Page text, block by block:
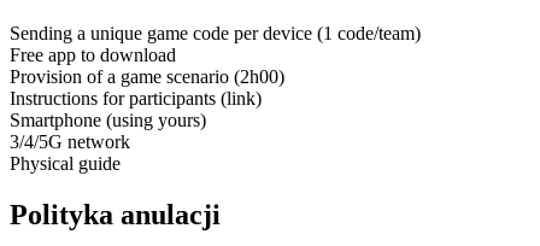
Sending a unique game code per device (1 code/team)
Free app to download
Provision of a game scenario (2h00)
Instructions for participants (link)
Smartphone (using yours)
3/4/5G network
Physical guide
Polityka anulacji